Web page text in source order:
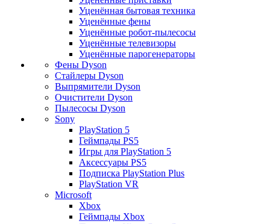
Уценённая бытовая техника
Уценённые фены
Уценённые робот-пылесосы
Уценённые телевизоры
Уценённые парогенераторы
Фены Dyson
Стайлеры Dyson
Выпрямители Dyson
Очистители Dyson
Пылесосы Dyson
Sony
PlayStation 5
Геймпады PS5
Игры для PlayStation 5
Аксессуары PS5
Подписка PlayStation Plus
PlayStation VR
Microsoft
Xbox
Геймпады Xbox